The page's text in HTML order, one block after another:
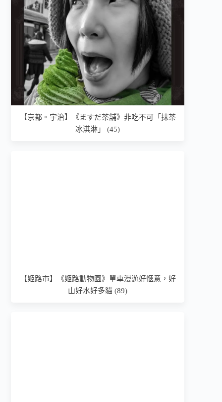
【京都。宇治】《ますだ茶舗》非吃不可「抹茶
冰淇淋」 (45)
【姬路市】《姬路動物園》單車漫遊好愜意，好
山好水好多貓 (89)